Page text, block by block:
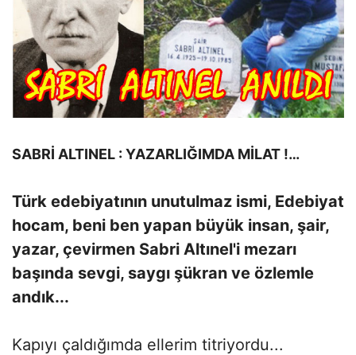
SABRİ ALTINEL : YAZARLIĞIMDA MİLAT !…
Türk edebiyatının unutulmaz ismi, Edebiyat
hocam, beni ben yapan büyük insan, şair,
yazar, çevirmen Sabri Altınel'i mezarı
başında sevgi, saygı şükran ve özlemle
andık...
Kapıyı çaldığımda ellerim titriyordu...